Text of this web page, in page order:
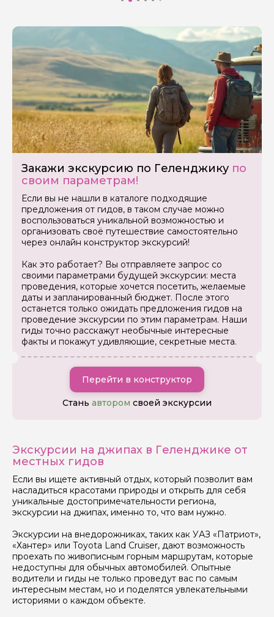
Закажи экскурсию по Геленджику по
своим параметрам!
Если вы не нашли в каталоге подходящие
предложения от гидов, в таком случае можно
воспользоваться уникальной возможностью и
организовать своё путешествие самостоятельно
через онлайн конструктор экскурсий!
Как это работает? Вы отправляете запрос со
своими параметрами будущей экскурсии: места
проведения, которые хочется посетить, желаемые
даты и запланированный бюджет. После этого
останется только ожидать предложения гидов на
проведение экскурсии по этим параметрам. Наши
гиды точно расскажут необычные интересные
факты и покажут удивляющие, секретные места.
Перейти в конструктор
Стань автором своей экскурсии
Экскурсии на джипах в Геленджике от
местных гидов
Если вы ищете активный отдых, который позволит вам
насладиться красотами природы и открыть для себя
уникальные достопримечательности региона,
экскурсии на джипах, именно то, что вам нужно.
Экскурсии на внедорожниках, таких как УАЗ «Патриот»,
«Хантер» или Toyota Land Cruiser, дают возможность
проехать по живописным горным маршрутам, которые
недоступны для обычных автомобилей. Опытные
водители и гиды не только проведут вас по самым
интересным местам, но и поделятся увлекательными
историями о каждом объекте.
Задайте свой вопрос гиду
Как вас зовут
Ваша электронная почта
Ваш номер телефона
Если у вас есть интересующие вопросы, можете их
задать
Я даю своё согласие на обработку персональных
данных
Отправить